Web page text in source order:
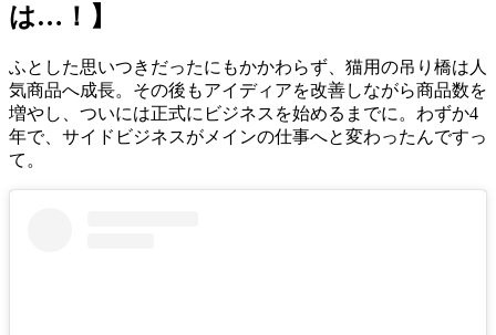
は…！】
ふとした思いつきだったにもかかわらず、猫用の吊り橋は人
気商品へ成長。その後もアイディアを改善しながら商品数を
増やし、ついには正式にビジネスを始めるまでに。わずか4
年で、サイドビジネスがメインの仕事へと変わったんですっ
て。